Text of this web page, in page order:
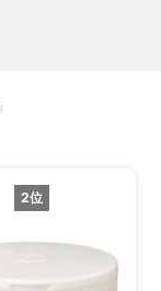
2位